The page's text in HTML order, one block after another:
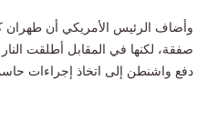
وأضاف الرئيس الأمريكي أن طهران
صفقة، لكنها في المقابل أطلقت
دفع واشنطن إلى اتخاذ إجراءات